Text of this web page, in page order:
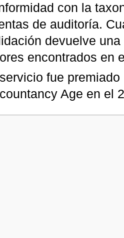
con la
de auditoría.
devuelve una
encontrados en
fue
Age en el